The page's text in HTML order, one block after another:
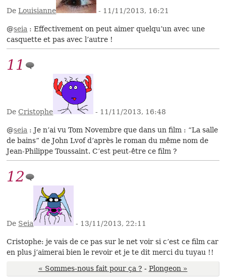
DeLouisianne - 11/11/2013, 16:21
@seia : Effectivement on peut aimer quelqu’un avec une
casquette et pas avec l’autre !
11
DeCristophe - 11/11/2013, 16:48
@seia : Je n’ai vu Tom Novembre que dans un film : “La salle
de bains” de John Lvof d’après le roman du même nom de
Jean-Philippe Toussaint. C’est peut-être ce film ?
12
De Seia - 13/11/2013, 22:11
Cristophe: je vais de ce pas sur le net voir si c’est ce film car
en plus j’aimerai bien le revoir et je te dit merci du tuyau !!
« Sommes-nous fait pour ça ? - Plongeon »